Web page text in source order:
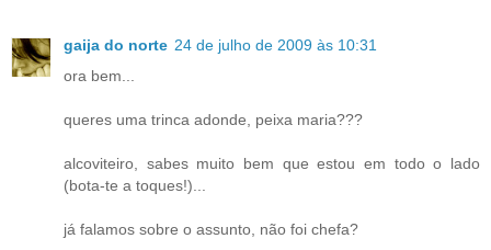
gaija do norte 24 de julho de 2009 às 10:31
ora bem...
queres uma trinca adonde, peixa maria???
alcoviteiro, sabes muito bem que estou em todo o lado
(bota-te a toques!)...
já falamos sobre o assunto, não foi chefa?